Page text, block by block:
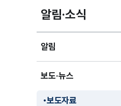
알림·소식
알림
보도·뉴스
보도자료